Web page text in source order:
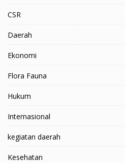
CSR
Daerah
Ekonomi
Flora Fauna
Hukum
Internasional
kegiatan daerah
Kesehatan